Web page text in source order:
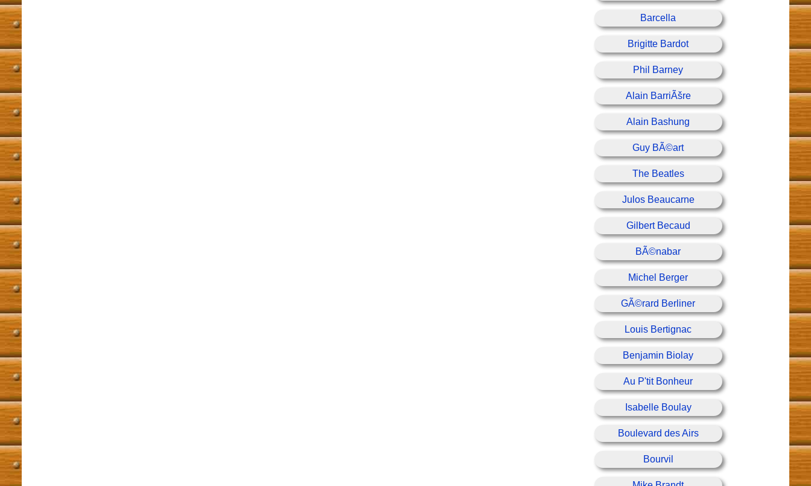
Barcella
Brigitte Bardot
Phil Barney
Alain BarriÃšre
Alain Bashung
Guy BÃ©art
The Beatles
Julos Beaucarne
Gilbert Becaud
BÃ©nabar
Michel Berger
GÃ©rard Berliner
Louis Bertignac
Benjamin Biolay
Au P'tit Bonheur
Isabelle Boulay
Boulevard des Airs
Bourvil